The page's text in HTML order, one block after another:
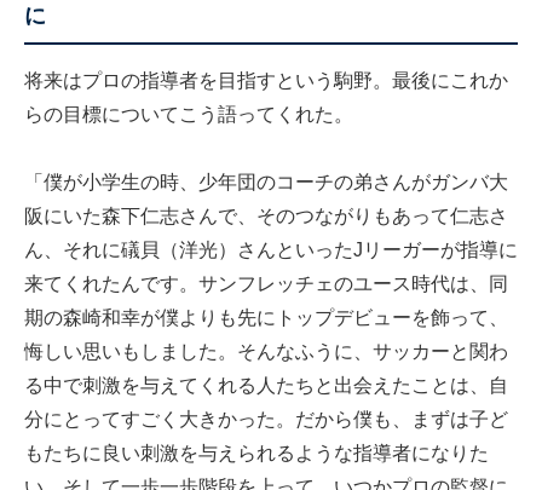
に
将来はプロの指導者を目指すという駒野。最後にこれか
らの目標についてこう語ってくれた。
「僕が小学生の時、少年団のコーチの弟さんがガンバ大
阪にいた森下仁志さんで、そのつながりもあって仁志さ
ん、それに礒貝（洋光）さんといったJリーガーが指導に
来てくれたんです。サンフレッチェのユース時代は、同
期の森崎和幸が僕よりも先にトップデビューを飾って、
悔しい思いもしました。そんなふうに、サッカーと関わ
る中で刺激を与えてくれる人たちと出会えたことは、自
分にとってすごく大きかった。だから僕も、まずは子ど
もたちに良い刺激を与えられるような指導者になりた